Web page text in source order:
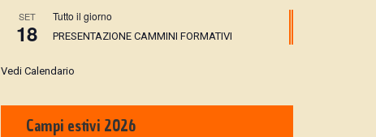
SET
18
Tutto il giorno
PRESENTAZIONE CAMMINI FORMATIVI
Vedi Calendario
Campi estivi 2026